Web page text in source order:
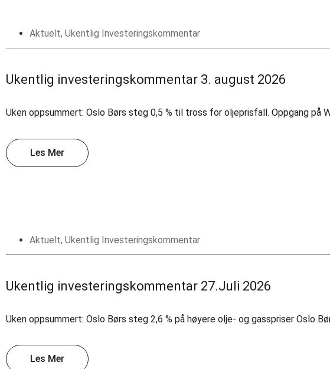
Aktuelt, Ukentlig Investeringskommentar
Ukentlig investeringskommentar 3. august 2026
Uken oppsummert: Oslo Børs steg 0,5 % til tross for oljeprisfall. Oppgang
Les Mer
Aktuelt, Ukentlig Investeringskommentar
Ukentlig investeringskommentar 27.Juli 2026
Uken oppsummert: Oslo Børs steg 2,6 % på høyere olje- og gasspriser Oslo
Les Mer